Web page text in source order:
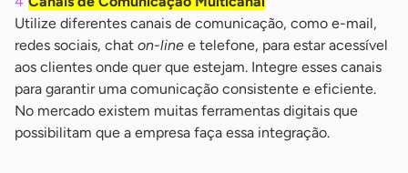
Utilize diferentes canais de comunicação, como e-mail,
redes sociais, chat on-line e telefone, para estar acessível
aos clientes onde quer que estejam. Integre esses canais
para garantir uma comunicação consistente e eficiente.
No mercado existem muitas ferramentas digitais que
possibilitam que a empresa faça essa integração.